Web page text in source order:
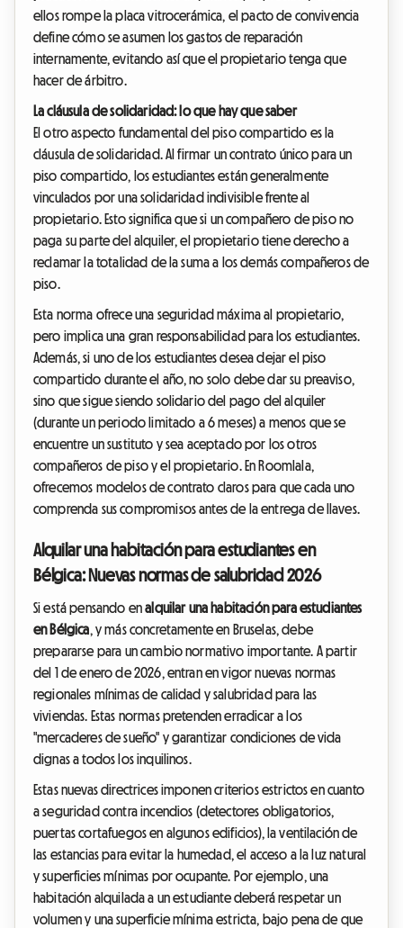
ellos rompe la placa vitrocerámica, el pacto de convivencia
define cómo se asumen los gastos de reparación
internamente, evitando así que el propietario tenga que
hacer de árbitro.
La cláusula de solidaridad: lo que hay que saber
El otro aspecto fundamental del piso compartido es la
cláusula de solidaridad. Al firmar un contrato único para un
piso compartido, los estudiantes están generalmente
vinculados por una solidaridad indivisible frente al
propietario. Esto significa que si un compañero de piso no
paga su parte del alquiler, el propietario tiene derecho a
reclamar la totalidad de la suma a los demás compañeros de
piso.
Esta norma ofrece una seguridad máxima al propietario,
pero implica una gran responsabilidad para los estudiantes.
Además, si uno de los estudiantes desea dejar el piso
compartido durante el año, no solo debe dar su preaviso,
sino que sigue siendo solidario del pago del alquiler
(durante un periodo limitado a 6 meses) a menos que se
encuentre un sustituto y sea aceptado por los otros
compañeros de piso y el propietario. En Roomlala,
ofrecemos modelos de contrato claros para que cada uno
comprenda sus compromisos antes de la entrega de llaves.
Alquilar una habitación para estudiantes en
Bélgica: Nuevas normas de salubridad 2026
Si está pensando enalquilar una habitación para estudiantes
en Bélgica, y más concretamente en Bruselas, debe
prepararse para un cambio normativo importante. A partir
del 1 de enero de 2026, entran en vigor nuevas normas
regionales mínimas de calidad y salubridad para las
viviendas. Estas normas pretenden erradicar a los
"mercaderes de sueño" y garantizar condiciones de vida
dignas a todos los inquilinos.
Estas nuevas directrices imponen criterios estrictos en cuanto
a seguridad contra incendios (detectores obligatorios,
puertas cortafuegos en algunos edificios), la ventilación de
las estancias para evitar la humedad, el acceso a la luz natural
y superficies mínimas por ocupante. Por ejemplo, una
habitación alquilada a un estudiante deberá respetar un
volumen y una superficie mínima estricta, bajo pena de que